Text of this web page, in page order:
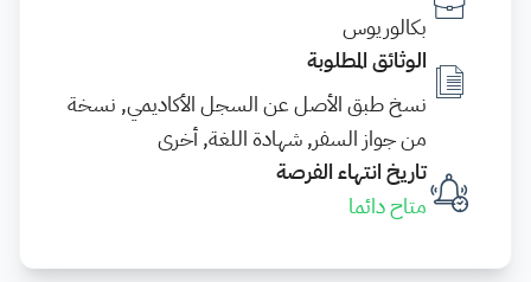
بكالوريوس
الوثائق المطلوبة
نسخ طبق الأصل عن السجل الأكاديمي, نسخة
من جواز السفر, شهادة اللغة, أخرى
تاريخ انتهاء الفرصة
متاح دائما